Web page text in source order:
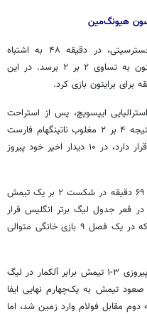
هیونگ‌مین
عبدالقادر خوسانوف، مدافع ازبکستانی منچسترسیتی، در دقیقه ۴۸ به اشتباه
دروازه خودی را باز کرد تا تیمش برابر برایتون به تساوی ۲ بر ۲ برسد. در این
ایپسویچ، پس از استراحت
بین دو نیمه وارد زمین شد، اما تیمش با نتیجه ۴ بر ۲ مغلوب ناتینگهام فارست
شد. ایپسویچ که در جایگاه هجدهم جدول قرار دارد، در ۱۰ دیدار اخیر خود پیروز
یوکیناری سوگاوارا، مدافع ژاپنی ساوتهمپتون، ۶۹ دقیقه در شکست ۲ بر یک تیمش
در قعر جدول لیگ برتر انگلیس قرار
دارد، چهارمین تیمی در تاریخ لیگ برتر شد که در یک فصل ۹ بازی خانگی متوالی
سون هیونگ‌مین، کاپیتان کره‌ای تاتنهام، در پیروزی ۳-۱ تیمش برابر آلکمار در لیگ
تیمش به یک‌چهارم نهایی ایفا
مقابل فولام وارد زمین شد، اما